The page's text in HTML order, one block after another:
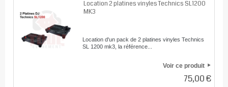
Location 2 platines vinyles Technics SL1200
MK3
Location d'un pack de 2 platines vinyles Technics
SL 1200 mk3, la référence...
Voir ce produit
75,00 €